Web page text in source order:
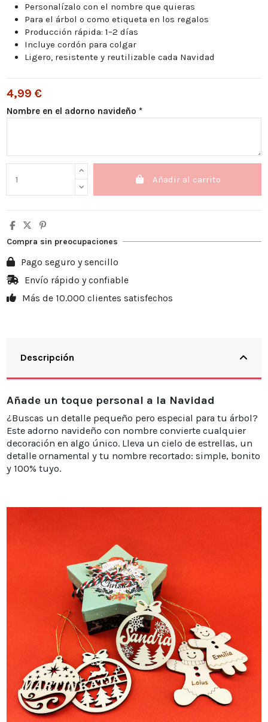
Personalízalo con el nombre que quieras
Para el árbol o como etiqueta en los regalos
Producción rápida: 1–2 días
Incluye cordón para colgar
Ligero, resistente y reutilizable cada Navidad
4,99 €
Nombre en el adorno navideño *
Añadir al carrito
Compra sin preocupaciones
Pago seguro y sencillo
Envío rápido y confiable
Más de 10.000 clientes satisfechos
Descripción
Añade un toque personal a la Navidad
¿Buscas un detalle pequeño pero especial para tu árbol?
Este adorno navideño con nombre convierte cualquier
decoración en algo único. Lleva un cielo de estrellas, un
detalle ornamental y tu nombre recortado: simple, bonito
y 100% tuyo.